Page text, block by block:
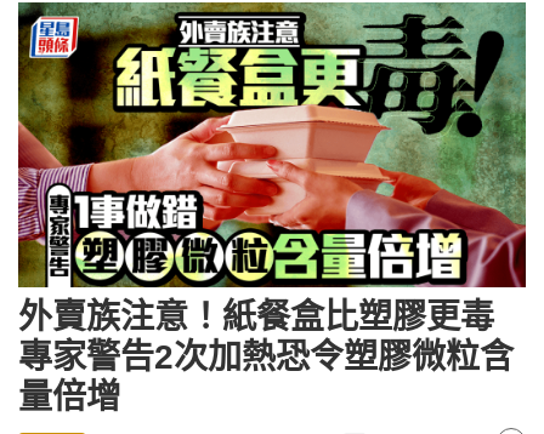
外賣族注意！紙餐盒比塑膠更毒
專家警告2次加熱恐令塑膠微粒含
量倍增